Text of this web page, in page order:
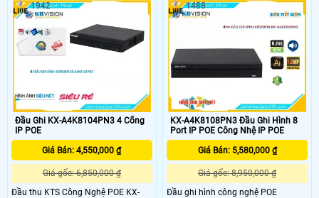
Đầu Ghi KX-A4K8104PN3 4 Cổng
IP POE
Giá Bán: 4,550,000 ₫
Giá gốc: 6,850,000 ₫
Đầu thu KTS Công Nghệ POE KX-
1942
KX-A4K8108PN3 Đầu Ghi Hình 8
Port IP POE Công Nhệ IP POE
Giá Bán: 5,580,000 ₫
Giá gốc: 8,950,000 ₫
Đầu ghi hình công nghệ POE
1488